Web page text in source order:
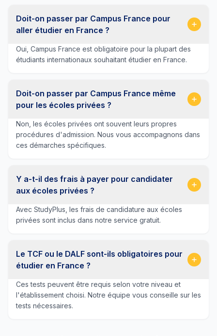
Doit-on passer par Campus France pour
aller étudier en France ?
Oui, Campus France est obligatoire pour la plupart des
étudiants internationaux souhaitant étudier en France.
Doit-on passer par Campus France même
pour les écoles privées ?
Non, les écoles privées ont souvent leurs propres
procédures d'admission. Nous vous accompagnons dans
ces démarches spécifiques.
Y a-t-il des frais à payer pour candidater
aux écoles privées ?
Avec StudyPlus, les frais de candidature aux écoles
privées sont inclus dans notre service gratuit.
Le TCF ou le DALF sont-ils obligatoires pour
étudier en France ?
Ces tests peuvent être requis selon votre niveau et
l'établissement choisi. Notre équipe vous conseille sur les
tests nécessaires.